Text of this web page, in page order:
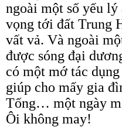
ngoài một số yếu lý
vọng tới đất Trung
vất vả. Và ngoài
được sóng đại
có một mớ tác
giúp cho mấy gia
Tống… một ngày
Ôi không may!